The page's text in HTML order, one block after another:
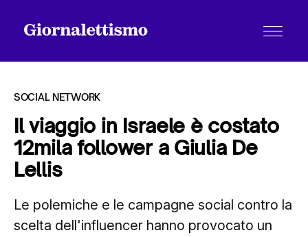
Tutti gli articoli
Chi siamo
SOCIAL NETWORK
Il viaggio in Israele è costato
12mila follower a Giulia De
Lellis
Le polemiche e le campagne social contro la
scelta dell'influencer hanno provocato un